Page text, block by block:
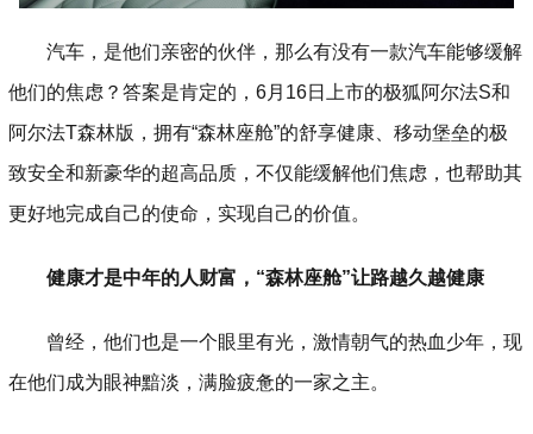
汽车，是他们亲密的伙伴，那么有没有一款汽车能够缓解
他们的焦虑？答案是肯定的，6月16日上市的极狐阿尔法S和
阿尔法T森林版，拥有“森林座舱”的舒享健康、移动堡垒的极
致安全和新豪华的超高品质，不仅能缓解他们焦虑，也帮助其
更好地完成自己的使命，实现自己的价值。
健康才是中年的人财富，“森林座舱”让路越久越健康
曾经，他们也是一个眼里有光，激情朝气的热血少年，现
在他们成为眼神黯淡，满脸疲惫的一家之主。